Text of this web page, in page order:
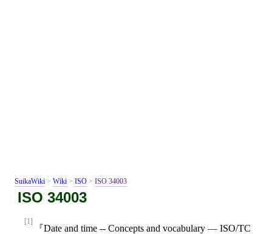
SuikaWiki > Wiki > ISO > ISO 34003
ISO 34003
[1]
Date and time -- Concepts and vocabulary — ISO/TC